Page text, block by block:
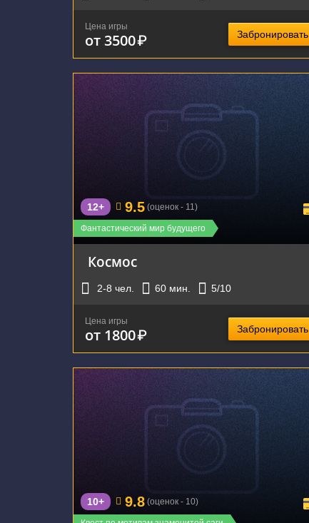
Цена игры
от 3500₽ Забронировать
г. Екатеринбург, улица Малышева, 129
Фантастический мир будущего
12+ 9.5 (оценок - 11)
Космос
2-8 чел. 60 мин. 5/10
Цена игры
от 1800₽ Забронировать
г. Екатеринбург, улица Шейнкмана, 75
10+ 9.8 (оценок - 10)